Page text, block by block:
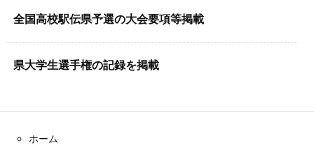
全国高校駅伝県予選の大会要項等掲載
県大学生選手権の記録を掲載
ホーム